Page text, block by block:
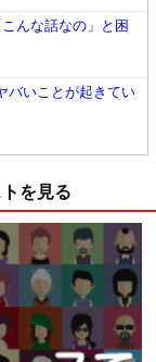
んな話なの」と困
バいことが起きてい
を見る